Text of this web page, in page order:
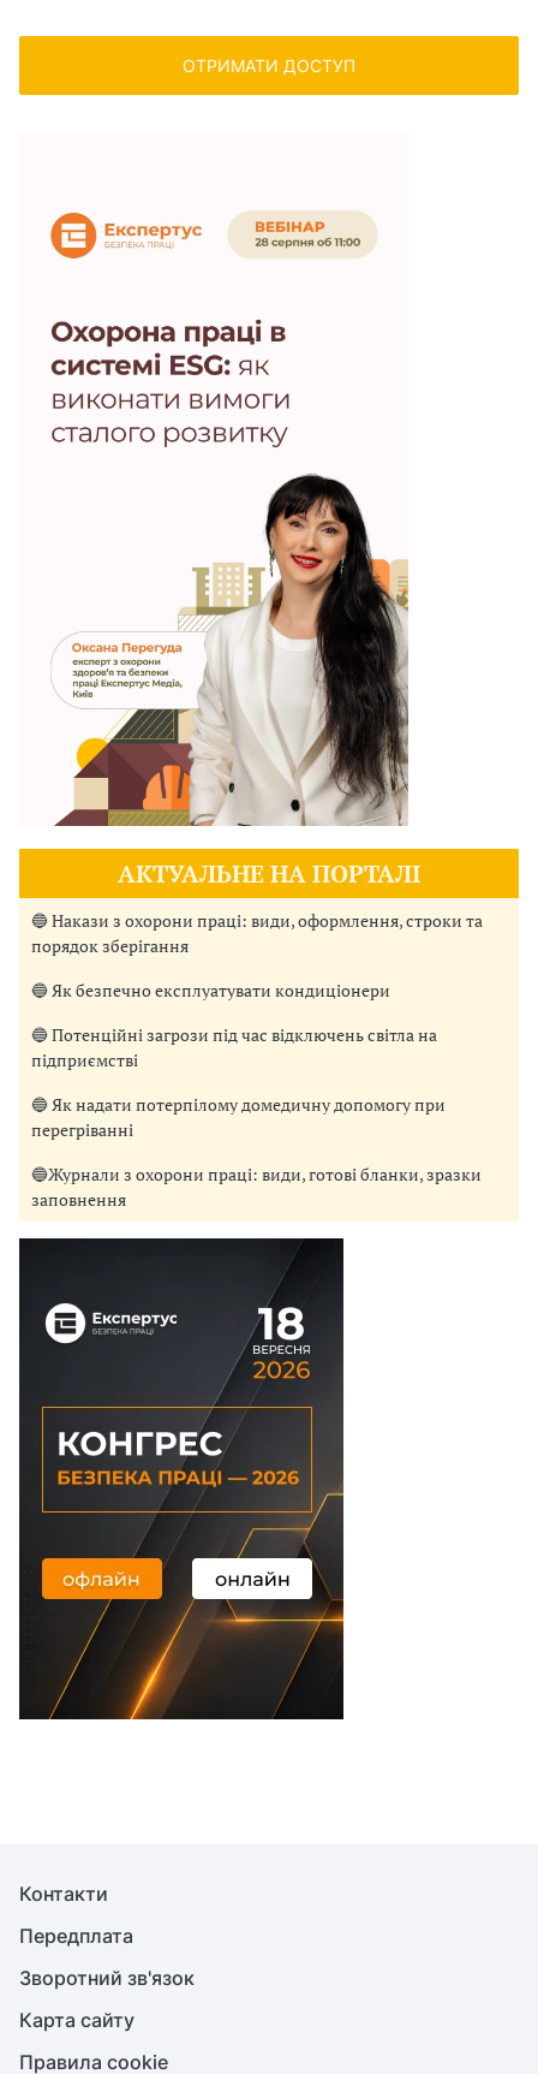
ОТРИМАТИ ДОСТУП
АКТУАЛЬНЕ НА ПОРТАЛІ
🔵 Накази з охорони праці: види, оформлення, строки та
порядок зберігання
🔵 Як безпечно експлуатувати кондиціонери
🔵 Потенційні загрози під час відключень світла на
підприємстві
🔵 Як надати потерпілому домедичну допомогу при
перегріванні
🔵Журнали з охорони праці: види, готові бланки, зразки
заповнення
Контакти
Передплата
Зворотний зв'язок
Карта сайту
Правила cookie